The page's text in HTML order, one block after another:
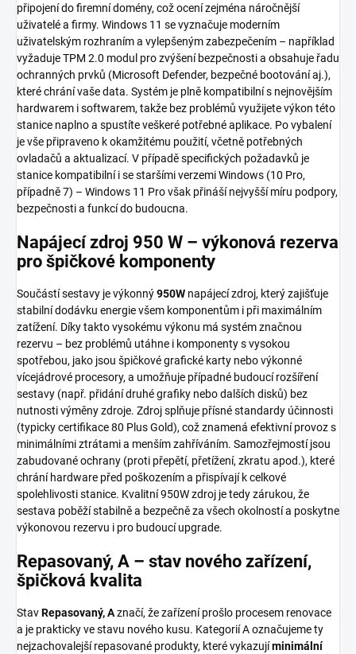
připojení do firemní domény, což ocení zejména náročnější
uživatelé a firmy. Windows 11 se vyznačuje moderním
uživatelským rozhraním a vylepšeným zabezpečením – například
vyžaduje TPM 2.0 modul pro zvýšení bezpečnosti a obsahuje řadu
ochranných prvků (Microsoft Defender, bezpečné bootování aj.),
které chrání vaše data. Systém je plně kompatibilní s nejnovějším
hardwarem i softwarem, takže bez problémů využijete výkon této
stanice naplno a spustíte veškeré potřebné aplikace. Po vybalení
je vše připraveno k okamžitému použití, včetně potřebných
ovladačů a aktualizací. V případě specifických požadavků je
stanice kompatibilní i se staršími verzemi Windows (10 Pro,
případně 7) – Windows 11 Pro však přináší nejvyšší míru podpory,
bezpečnosti a funkcí do budoucna.
Napájecí zdroj 950 W – výkonová rezerva
pro špičkové komponenty
Součástí sestavy je výkonný950W napájecí zdroj, který zajišťuje
stabilní dodávku energie všem komponentům i při maximálním
zatížení. Díky takto vysokému výkonu má systém značnou
rezervu – bez problémů utáhne i komponenty s vysokou
spotřebou, jako jsou špičkové grafické karty nebo výkonné
vícejádrové procesory, a umožňuje případné budoucí rozšíření
sestavy (např. přidání druhé grafiky nebo dalších disků) bez
nutnosti výměny zdroje. Zdroj splňuje přísné standardy účinnosti
(typicky certifikace 80 Plus Gold), což znamená efektivní provoz s
minimálními ztrátami a menším zahříváním. Samozřejmostí jsou
zabudované ochrany (proti přepětí, přetížení, zkratu apod.), které
chrání hardware před poškozením a přispívají k celkové
spolehlivosti stanice. Kvalitní 950W zdroj je tedy zárukou, že
sestava poběží stabilně a bezpečně za všech okolností a poskytne
výkonovou rezervu i pro budoucí upgrade.
Repasovaný, A – stav nového zařízení,
špičková kvalita
StavRepasovaný, Aznačí, že zařízení prošlo procesem renovace
a je prakticky ve stavu nového kusu. Kategorií A označujeme ty
nejzachovalejší repasované produkty, které vykazujíminimální